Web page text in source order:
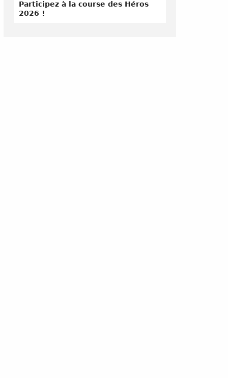
Participez à la course des Héros
2026 !